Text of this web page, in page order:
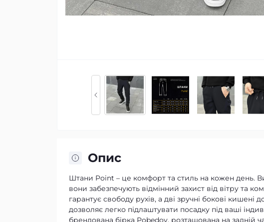
Опис
Штани Point – це комфорт та стиль на кожен день.
вони забезпечують відмінний захист від вітру та
гарантує свободу рухів, а дві зручні бокові
дозволяє легко підлаштувати посадку під ваші
брендована бірка Pobedov, розташована на задній